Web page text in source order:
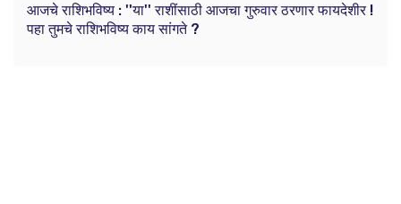
आजचे राशिभविष्य : ''या'' राशींसाठी आजचा गुरुवार ठरणार फायदेशीर !
पहा तुमचे राशिभविष्य काय सांगते ?